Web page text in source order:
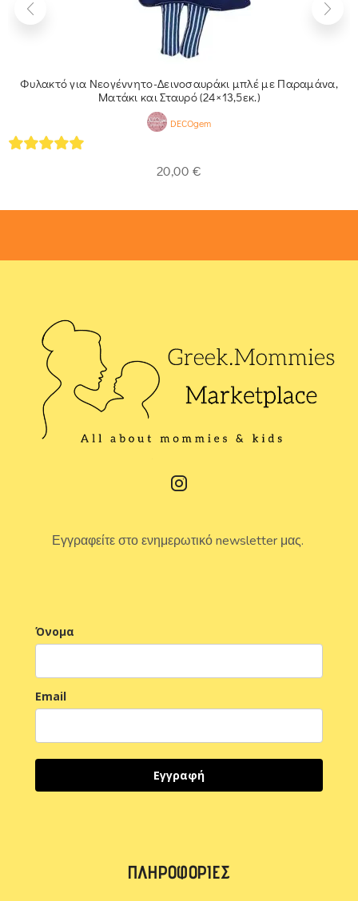
Φυλακτό για Νεογέννητο-Δεινοσαυράκι μπλέ με Παραμάνα,
Ματάκι και Σταυρό (24×13,5εκ.)
DECOgem
20,00 €
Εγγραφείτε στο ενημερωτικό newsletter μας.
Όνομα
Email
Εγγραφή
ΠΛΗΡΟΦΟΡΊΕΣ